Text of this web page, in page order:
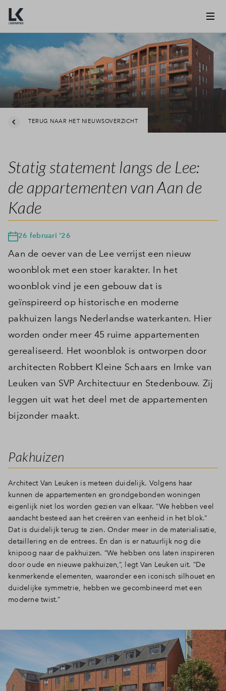
Inloggen
TERUG NAAR HET NIEUWSOVERZICHT
Statig statement langs de Lee:
de appartementen van Aan de
Kade
26 februari '26
Aan de oever van de Lee verrijst een nieuw
woonblok met een stoer karakter. In het
woonblok vind je een gebouw dat is
geïnspireerd op historische en moderne
pakhuizen langs Nederlandse waterkanten. Hier
worden onder meer 45 ruime appartementen
gerealiseerd. Het woonblok is ontworpen door
architecten Robbert Kleine Schaars en Imke van
Leuken van SVP Architectuur en Stedenbouw. Zij
leggen uit wat het deel met de appartementen
bijzonder maakt.
Pakhuizen
Architect Van Leuken is meteen duidelijk. Volgens haar
kunnen de appartementen en grondgebonden woningen
eigenlijk niet los worden gezien van elkaar. “We hebben veel
aandacht besteed aan het creëren van eenheid in het blok.”
Dat is duidelijk terug te zien. Onder meer in de materialisatie,
detaillering en de entrees. En dan is er natuurlijk nog die
knipoog naar de pakhuizen. “We hebben ons laten inspireren
door oude en nieuwe pakhuizen,”, legt Van Leuken uit. “De
kenmerkende elementen, waaronder een iconisch silhouet en
duidelijke symmetrie, hebben we gecombineerd met een
moderne twist.”